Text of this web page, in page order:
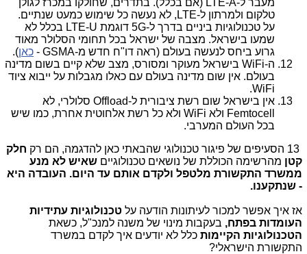
מעבר ל-LTE-A (אם בכלל). בתדרים, שחולקו במכרז לגולן
טלקום ולמרתון ל-,LTE לא נעשה כל שימוש כמעט שנתיים.
על טכנולוגיות ביניים בדרך ל-5Gדוגמת LTE-U בכלל לא
שמעו בישראל. מצבה של ישראל בכל תחומי הסלולר מאוד
גרוע ביחס לנעשה בעולם (ראה דו"ח חדש מ-GSMA -
כאן).
ה-WiFiבישראל מעוקר ומסורס, מצב שלא קיים בשום מדינה
בעולם. אין שום מדינה בעולם עם כאלו מגבלות על ייבוא ציוד
WiFi
.
אין בישראל שום רשת ציבורית ל-Offloadסלולרי, לא
Femtocellולא WiFiולא כל רשת אלחוטית אחרת, כמו שיש
בכל העולם המערבי.
חלק
קטןמהרשימה הכוללת של נושאים טכנולוגיים שאיש לא מנע
ממשרד התקשורת מלטפל ולקדם אותם עד היום. העובדה היא
- שנתקענו.
אז איך אפשר למכור לעיתונות הודעה על טכנולוגיות עתידיות
העומדות בפתח,בעקבות מינוי של משנה למנכ"ל, כשאת
הטכנולוגיות הקיימותכלל לא יודעים איך לקדם במשרד
התקשורת הישראלי?